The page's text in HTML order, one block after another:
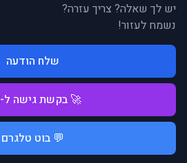
יש לך שאלה? צריך עזרה?
נשמח לעזור!
שלח הודעה
🚀 בקשת גישה ל-API
💬 בוט טלגרם